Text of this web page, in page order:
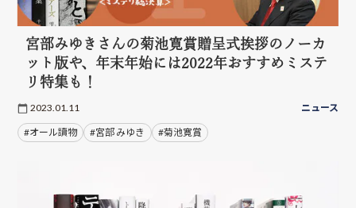
宮部みゆきさんの菊池寛賞贈呈式挨拶のノーカ
ット版や、年末年始には2022年おすすめミステ
リ特集も！
2023.01.11 ニュース
#オール讀物 #宮部 みゆき #菊池寛賞